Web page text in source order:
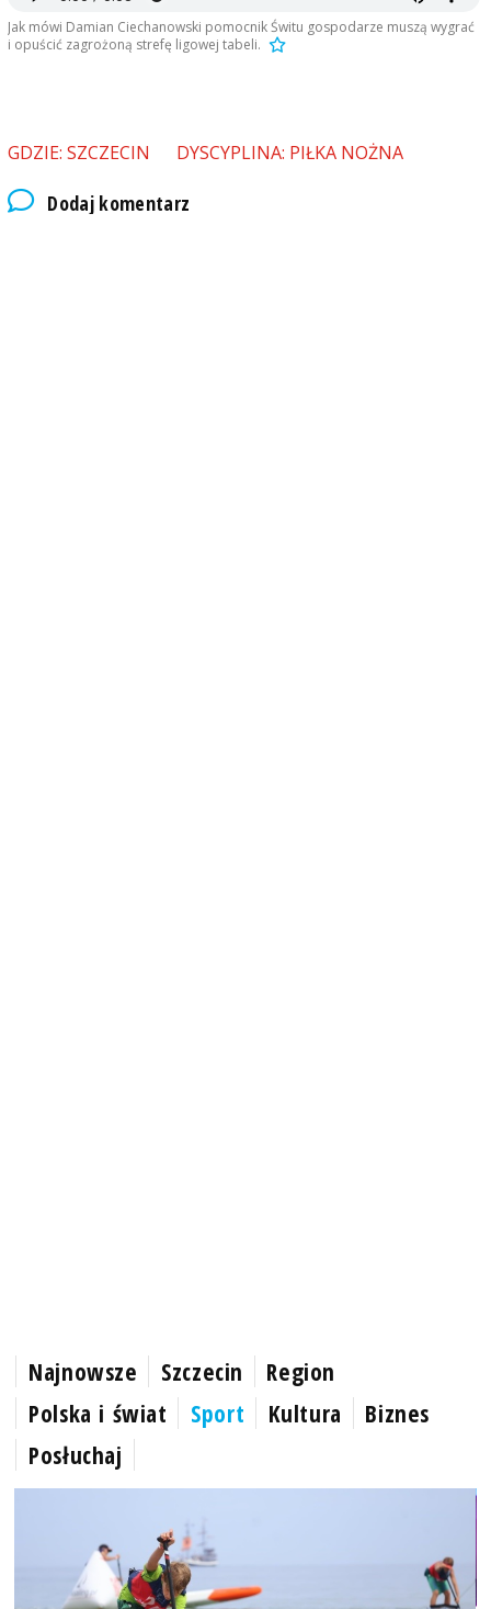
Jak mówi Damian Ciechanowski pomocnik Świtu gospodarze muszą wygrać
i opuścić zagrożoną strefę ligowej tabeli.
GDZIE: SZCZECIN DYSCYPLINA: PIŁKA NOŻNA
Dodaj komentarz
Najnowsze Szczecin
Region
Polska i świat
Sport Kultura
Biznes
Posłuchaj